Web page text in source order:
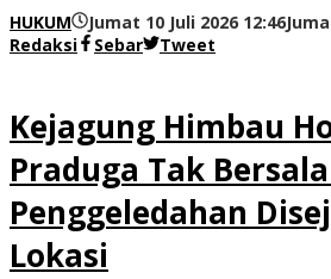
HUKUM
Jumat 10 Juli 2026 12:46
Redaksi
Sebar Tweet
Kejagung Himbau
Praduga Tak
Penggeledahan
Lokasi